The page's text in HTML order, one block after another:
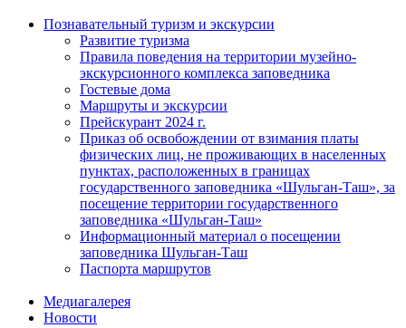
Познавательный туризм и экскурсии
Развитие туризма
Правила поведения на территории музейно-
экскурсионного комплекса заповедника
Гостевые дома
Маршруты и экскурсии
Прейскурант 2024 г.
Приказ об освобождении от взимания платы
физических лиц, не проживающих в населенных
пунктах, расположенных в границах
государственного заповедника «Шульган-Таш», за
посещение территории государственного
заповедника «Шульган-Таш»
Информационный материал о посещении
заповедника Шульган-Таш
Паспорта маршрутов
Медиагалерея
Новости